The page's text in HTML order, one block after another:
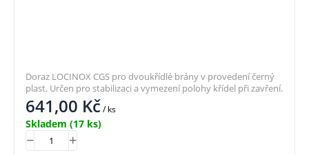
641,00 Kč/ ks
Skladem (17 ks)
Doraz LOCINOX CGS pro dvoukřídlé brány v provedení černý
plast. Určen pro stabilizaci a vymezení polohy křídel při zavření.